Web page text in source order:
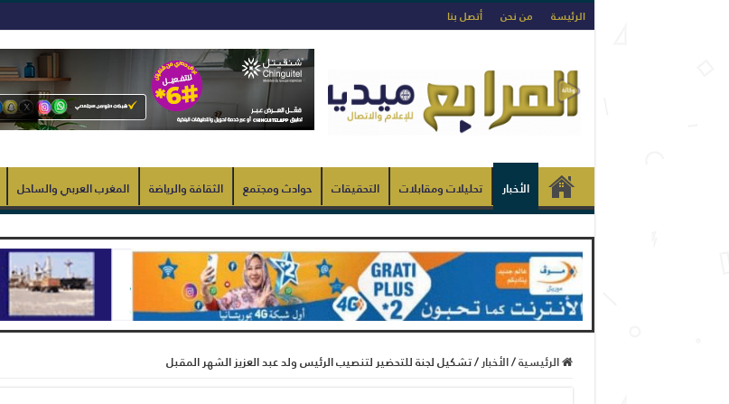
الرئيسة من نحن أتصل بنا
الأخبار تحليلات ومقابلات التحقيقات حوادث ومجتمع الثقافة والرياضة المغرب العربي والساحل
الرئيسية/الأخبار/تشكيل لجنة للتحضير لتنصيب الرئيس ولد عبد العزيز الشهر المقبل